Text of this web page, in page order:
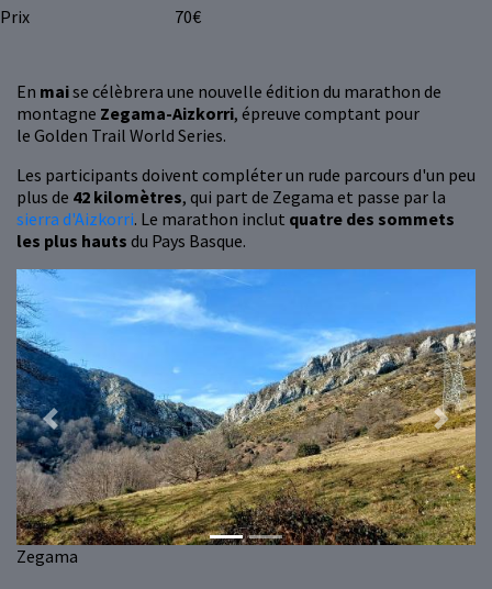
Prix
70€
En maise célèbrera une nouvelle édition du marathon de
montagne Zegama-Aizkorri, épreuve comptant pour
le Golden Trail World Series.
Les participants doivent compléter un rude parcours d'un peu
plus de 42 kilomètres, qui part de Zegama et passe par la
sierra d'Aizkorri. Le marathon inclut quatre des sommets
les plus hauts du Pays Basque.
Zegama
Previous Next